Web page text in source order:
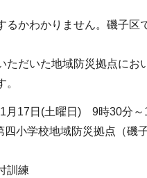
るかわかりません。磯子
ただいた地域防災拠点に
17日(土曜日) 9時30分～
小学校地域防災拠点（磯
訓練